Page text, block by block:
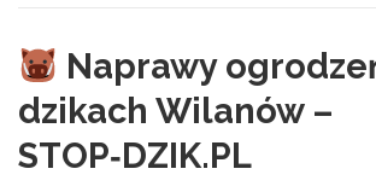
KONTAKT
Naprawy
dzikach Wilanów –
STOP‑DZIK.PL